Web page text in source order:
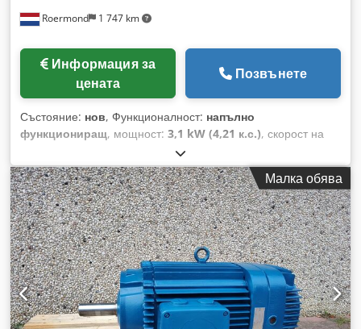
Roermond 1 747 km
Информация за
цената
Позвънете
Състояние: нов, Функционалност: напълно
функциониращ, мощност: 3,1 kW (4,21 к.с.), скорост на
, максимална скорост на
въртене:1 450 об/мин, Електродвигател Demag KBA140
B8/4 ED=40/40% Цена по запитване 3,1 / 6,2 kW 725 / 1450
об./мин 15,2 A Dodpfx Amezqtg Nj Rewa 400 V 50 Hz
Изпълнение с удължен вал. Състояние: Нов или напълно
рециклиран.
Малка обява